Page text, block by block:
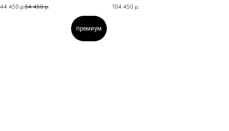
44 450 р.54 450 р. 104 450 р.
премиум